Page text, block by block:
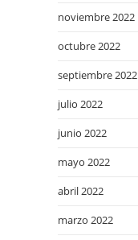
noviembre 2022
octubre 2022
septiembre 2022
julio 2022
junio 2022
mayo 2022
abril 2022
marzo 2022